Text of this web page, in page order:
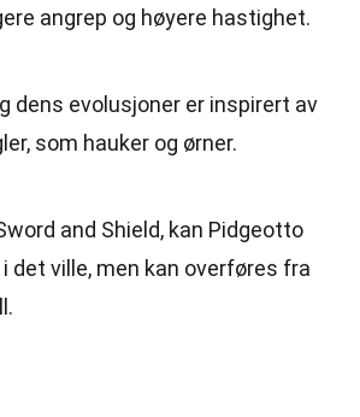
angrep og høyere hastighet.
dens evolusjoner er inspirert av
som hauker og ørner.
and Shield, kan Pidgeotto
det ville, men kan overføres fra